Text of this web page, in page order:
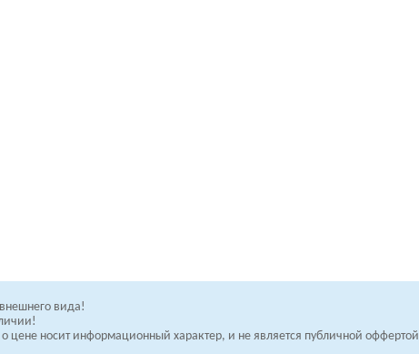
вида!
цене носит информационный характер, и не является публичной оффертой